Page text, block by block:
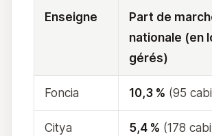
Enseigne
Part de
nationale (en
gérés)
Foncia 10,3 % (95
Citya
5,4 % (178